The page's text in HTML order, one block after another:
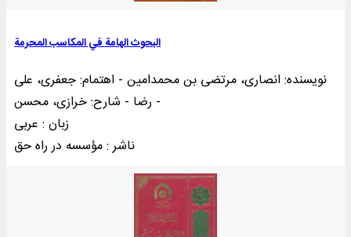
البحوث الهامة في المکاسب المحرمة
نویسنده: انصاری، مرتضی بن محمدامین - اهتمام: جعفری، علی
رضا - شارح: خرازی، محسن -
زبان : عربی
ناشر : مؤسسه در راه حق